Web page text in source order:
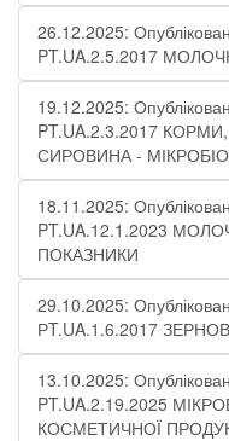
26.12.2025:
PT.UA.2.5.2017
19.12.2025:
PT.UA.2.3.2017
СИРОВИНА -
18.11.2025:
PT.UA.12.1.2023
ПОКАЗНИКИ​
29.10.2025:
РT.UA.1.6.2017
13.10.2025:
PT.UA.2.19.2025
КОСМЕТИЧНОЇ